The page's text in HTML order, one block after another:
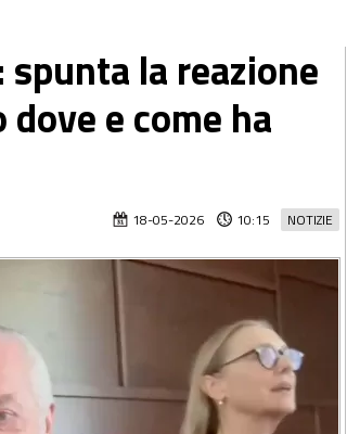
la reazione
e come ha
NOTIZIE
18-05-2026 10:15